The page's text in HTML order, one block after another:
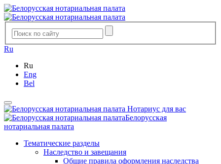
Ru
Ru
Eng
Bel
Нотариус для вас
Белорусская
нотариальная палата
Тематические разделы
Наследство и завещания
Общие правила оформления наследства